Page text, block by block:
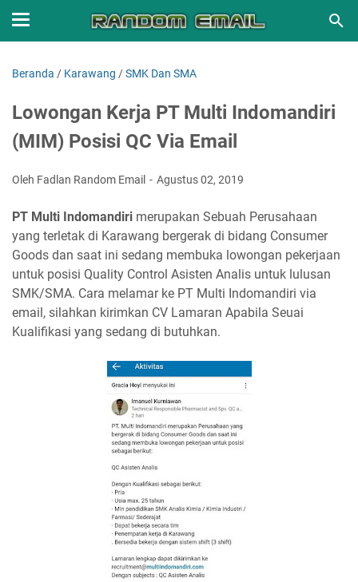
Beranda / Karawang /SMK Dan SMA
Lowongan Kerja PT Multi Indomandiri
(MIM) Posisi QC Via Email
Oleh Fadlan Random Email Agustus 02, 2019
PT Multi Indomandiri merupakan Sebuah Perusahaan
yang terletak di Karawang bergerak di bidang Consumer
Goods dan saat ini sedang membuka lowongan pekerjaan
untuk posisi Quality Control Asisten Analis untuk lulusan
SMK/SMA. Cara melamar ke PT Multi Indomandiri via
email, silahkan kirimkan CV Lamaran Apabila Seuai
Kualifikasi yang sedang di butuhkan.